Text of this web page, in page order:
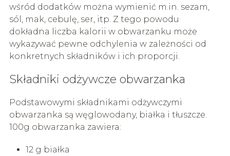
wśród dodatków można wymienić m.in. sezam,
sól, mak, cebulę, ser, itp. Z tego powodu
dokładna liczba kalorii w obwarzanku może
wykazywać pewne odchylenia w zależności od
konkretnych składników i ich proporcji.
Składniki odżywcze obwarzanka
Podstawowymi składnikami odżywczymi
obwarzanka są węglowodany, białka i tłuszcze.
100g obwarzanka zawiera:
12 g białka